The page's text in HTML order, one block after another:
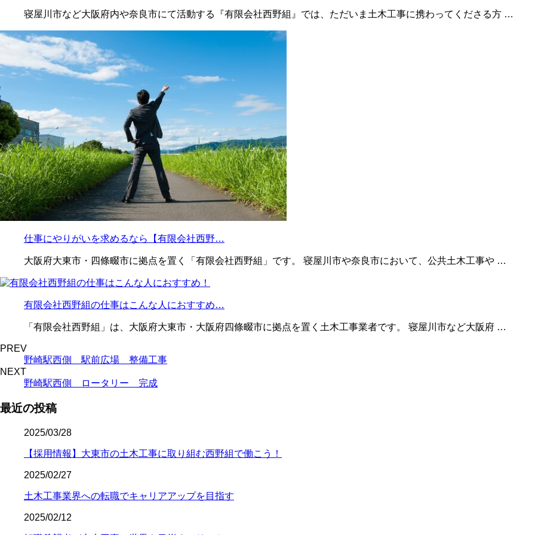
寝屋川市など大阪府内や奈良市にて活動する『有限会社西野組』では、ただいま土木工事に携わってくださる方 …
仕事にやりがいを求めるなら【有限会社西野…
大阪府大東市・四條畷市に拠点を置く「有限会社西野組」です。 寝屋川市や奈良市において、公共土木工事や …
有限会社西野組の仕事はこんな人におすすめ…
「有限会社西野組」は、大阪府大東市・大阪府四條畷市に拠点を置く土木工事業者です。 寝屋川市など大阪府 …
PREV
野崎駅西側 駅前広場 整備工事
NEXT
野崎駅西側 ロータリー 完成
最近の投稿
2025/03/28
【採用情報】大東市の土木工事に取り組む西野組で働こう！
2025/02/27
土木工事業界への転職でキャリアアップを目指す
2025/02/12